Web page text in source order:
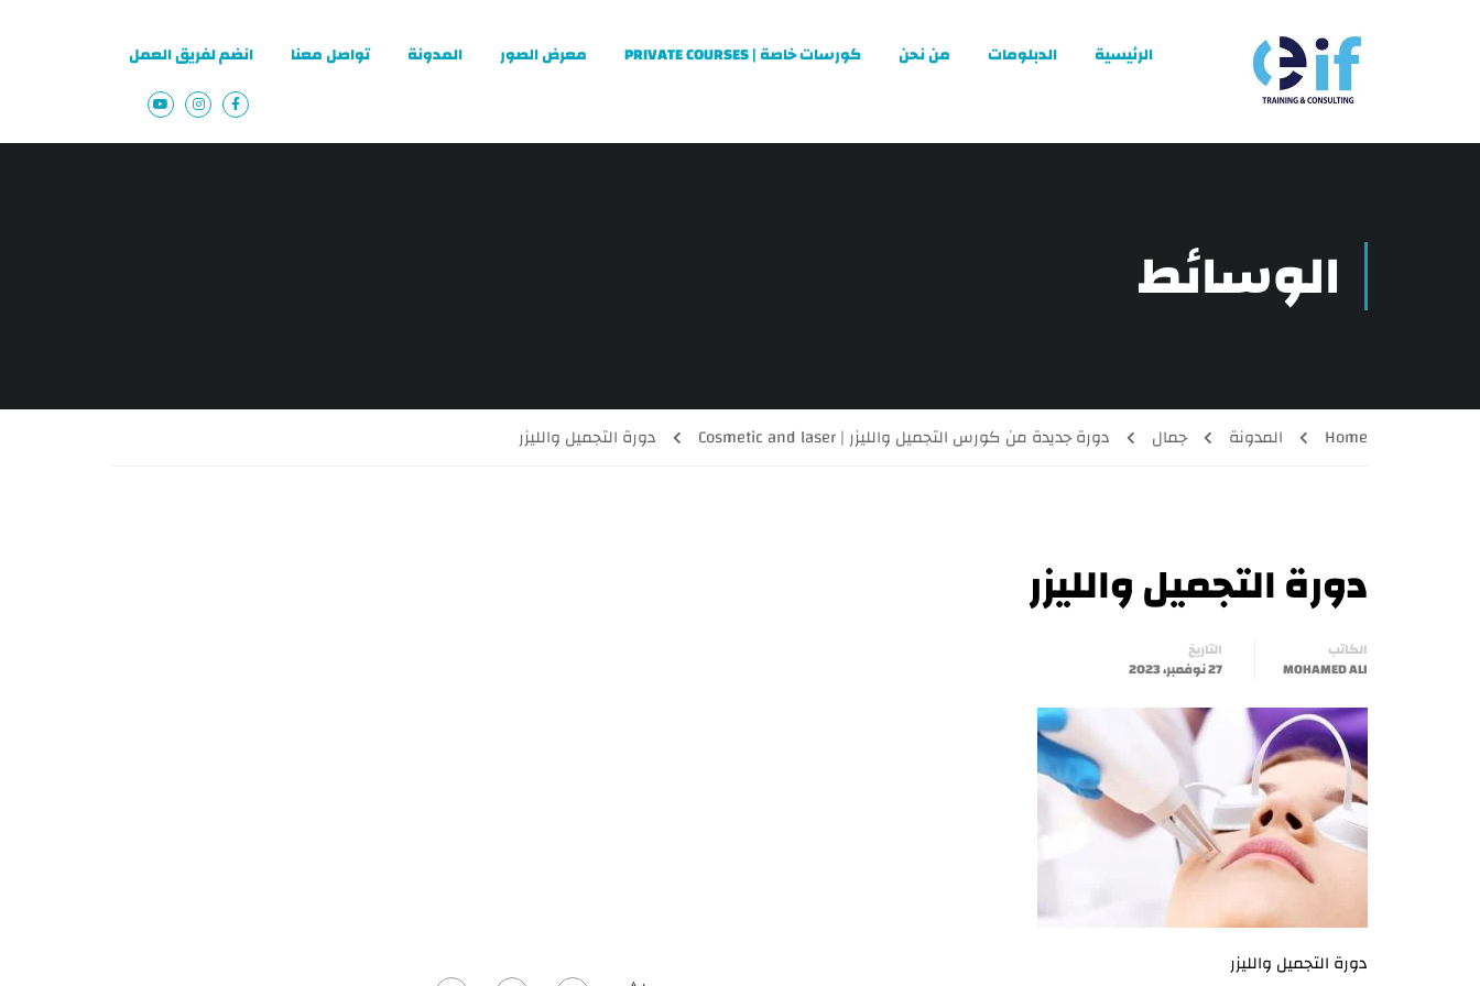
الرئيسية الدبلومات من نحن كورسات خاصة | PRIVATE COURSES معرض الصور المدونة تواصل معنا انضم لفريق العمل
الوسائط
Home المدونة جمال دورة جديدة من كورس التجميل والليزر | Cosmetic and laser دورة التجميل والليزر
دورة التجميل والليزر
الكاتب
MOHAMED ALI
التاريخ
27 نوفمبر، 2023
دورة التجميل والليزر